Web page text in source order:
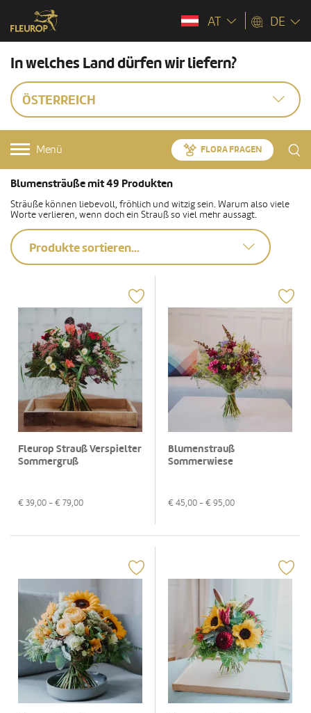
AT DE
In welches Land dürfen wir liefern?
ÖSTERREICH
Menü FLORA FRAGEN
Blumensträuße mit 49 Produkten
Sträuße können liebevoll, fröhlich und witzig sein. Warum also viele
Worte verlieren, wenn doch ein Strauß so viel mehr aussagt.
Produkte sortieren...
Fleurop Strauß Verspielter
Sommergruß
€ 39,00 - € 79,00
Blumenstrauß
Sommerwiese
€ 45,00 - € 95,00